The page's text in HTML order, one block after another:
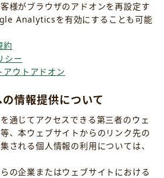
様がブラウザのアドオンを再設定す
Analyticsを有効にすることも可能
約
シー
ウトアドオン
情報提供について
通じてアクセスできる第三者のウェ
、本ウェブサイトからのリンク先の
される個人情報の利用については、
の企業またはウェブサイトにおける